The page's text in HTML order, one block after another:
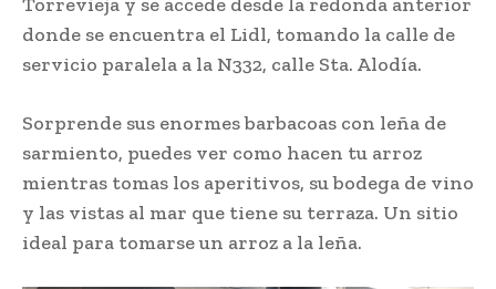
donde se encuentra el Lidl, tomando la calle de
servicio paralela a la N332, calle Sta. Alodía.
Sorprende sus enormes barbacoas con leña de
sarmiento, puedes ver como hacen tu arroz
mientras tomas los aperitivos, su bodega de vino
y las vistas al mar que tiene su terraza. Un sitio
ideal para tomarse un arroz a la leña.